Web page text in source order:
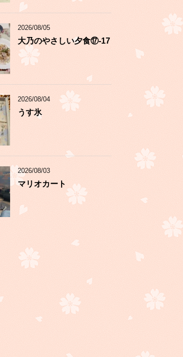
2026/08/05
大乃のやさしい夕食⑰-17
2026/08/04
うす氷
2026/08/03
マリオカート